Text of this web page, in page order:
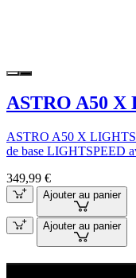
ASTRO A50
ASTRO A50 X
de base LIGHTSPEED
349,99 €
Ajouter au panier
Ajouter au panier